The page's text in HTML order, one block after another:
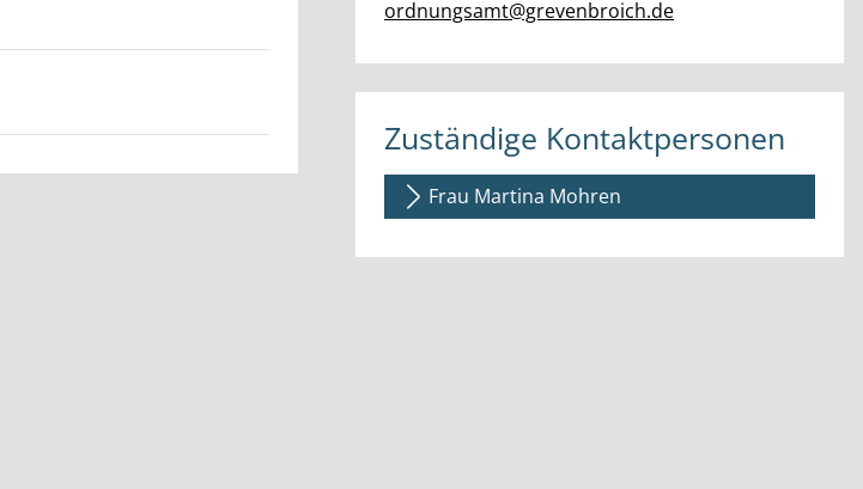
ordnungsamt@grevenbroich.de
Zuständige Kontaktpersonen
Frau Martina Mohren